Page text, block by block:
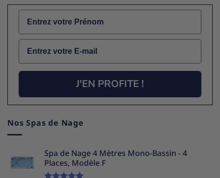
Name
Email
J'EN PROFITE !
Nos Spas de Nage
Spa de Nage 4 Mètres Mono-Bassin - 4
Places, Modèle F